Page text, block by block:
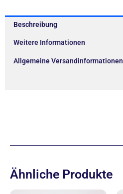
Beschreibung
Weitere Informationen
Allgemeine Versandinformationen
Ähnliche Produkte